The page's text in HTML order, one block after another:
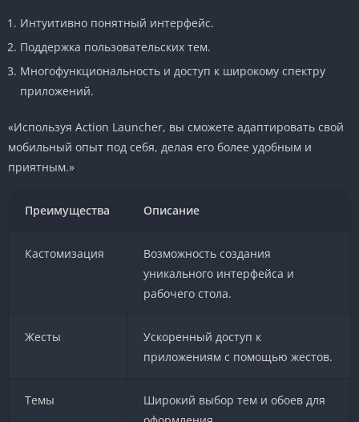
Интуитивно понятный интерфейс.
Поддержка пользовательских тем.
Многофункциональность и доступ к широкому спектру
приложений.
«Используя Action Launcher, вы сможете адаптировать свой
мобильный опыт под себя, делая его более удобным и
приятным.»
Преимущества Описание
Кастомизация
Возможность создания
уникального интерфейса и
рабочего стола.
Жесты
Ускоренный доступ к
приложениям с помощью жестов.
Темы
Широкий выбор тем и обоев для